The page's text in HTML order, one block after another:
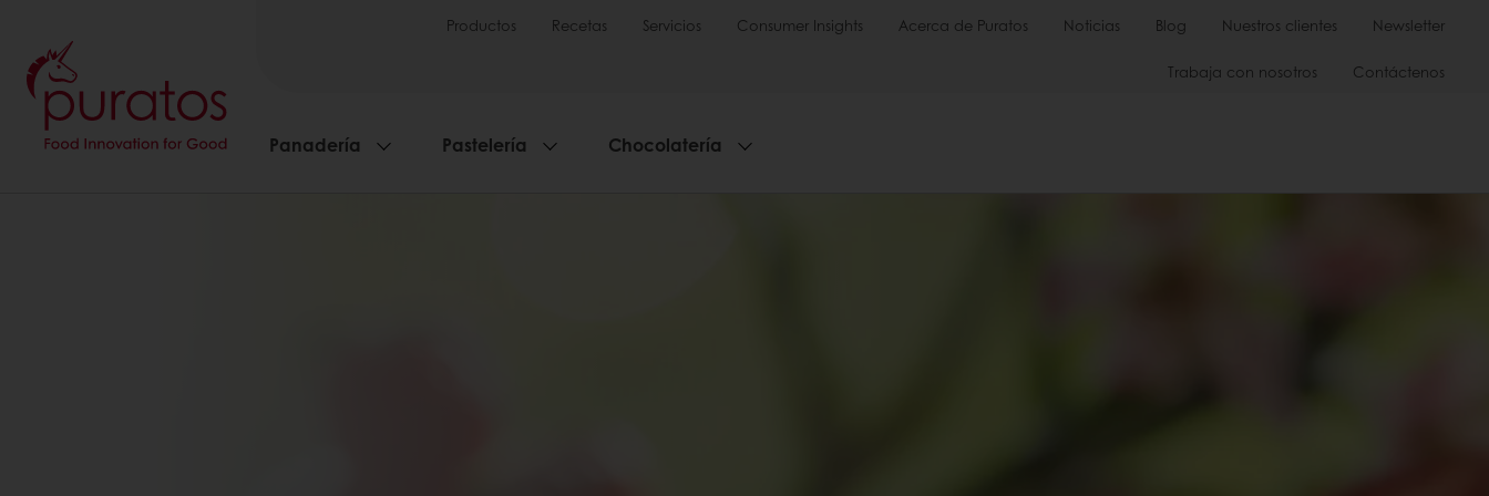
Productos Recetas Servicios Consumer Insights Acerca de Puratos Noticias Blog Nuestros clientes Newsletter
Trabaja con nosotros Contáctenos
Panadería Pastelería Chocolatería